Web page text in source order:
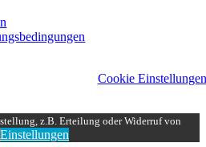
Cookie Einstellungen
z.B. Erteilung oder Widerruf von
Einstellungen